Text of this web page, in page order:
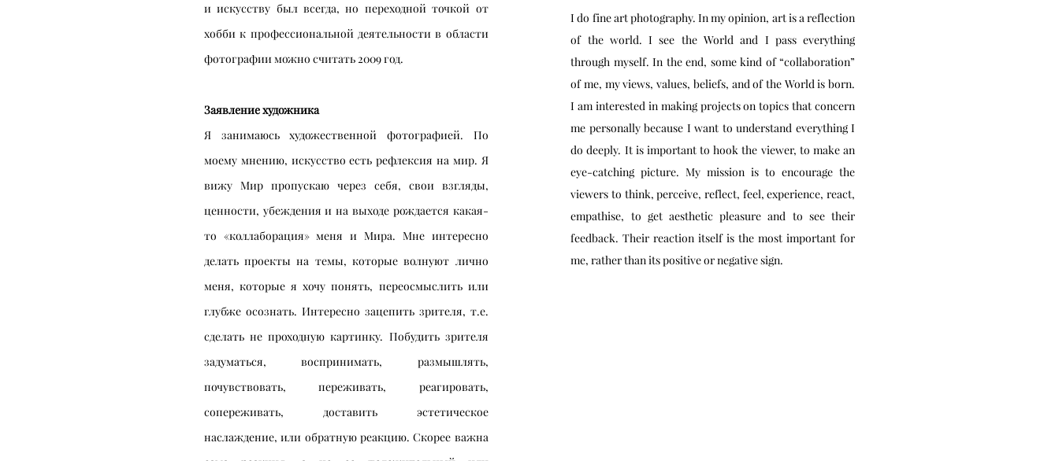
и искусству был всегда, но переходной точкой от
хобби к профессиональной деятельности в области
фотографии можно считать 2009 год.
Заявление художника
Я занимаюсь художественной фотографией. По
моему мнению, искусство есть рефлексия на мир. Я
вижу Мир пропускаю через себя, свои взгляды,
ценности, убеждения и на выходе рождается какая-
то «коллаборация» меня и Мира. Мне интересно
делать проекты на темы, которые волнуют лично
меня, которые я хочу понять, переосмыслить или
глубже осознать. Интересно зацепить зрителя, т.е.
сделать не проходную картинку. Побудить зрителя
задуматься, воспринимать, размышлять,
почувствовать, переживать, реагировать,
сопереживать, доставить эстетическое
наслаждение, или обратную реакцию. Скорее важна
I do fine art photography. In my opinion, art is a reflection
of the world. I see the World and I pass everything
through myself. In the end, some kind of “collaboration”
of me, my views, values, beliefs, and of the World is born.
I am interested in making projects on topics that concern
me personally because I want to understand everything I
do deeply. It is important to hook the viewer, to make an
eye-catching picture. My mission is to encourage the
viewers to think, perceive, reflect, feel, experience, react,
empathise, to get aesthetic pleasure and to see their
feedback. Their reaction itself is the most important for
me, rather than its positive or negative sign.